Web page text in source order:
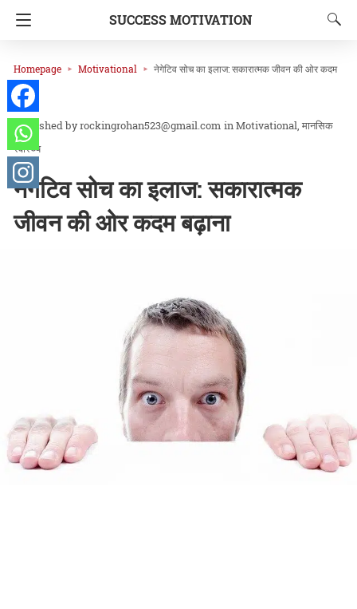
SUCCESS MOTIVATION
Homepage Motivational नेगेटिव सोच का इलाज: सकारात्मक जीवन की ओर कदम
बढ़ाना
rockingrohan523@gmail.com inMotivational मानसिक
स्वास्थ्य
नेगेटिव सोच का इलाज: सकारात्मक
जीवन की ओर कदम बढ़ाना